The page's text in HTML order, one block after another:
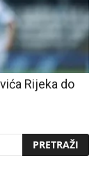
Rijeka do